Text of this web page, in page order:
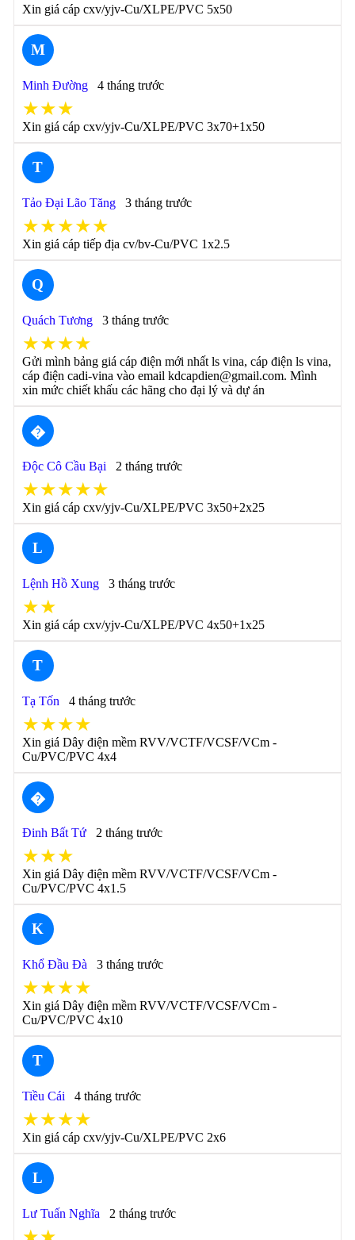
Xin giá cáp cxv/yjv-Cu/XLPE/PVC 5x50
M
Minh Đường 4 tháng trước
★★★
Xin giá cáp cxv/yjv-Cu/XLPE/PVC 3x70+1x50
T
Tảo Đại Lão Tăng 3 tháng trước
★★★★★
Xin giá cáp tiếp địa cv/bv-Cu/PVC 1x2.5
Q
Quách Tương 3 tháng trước
★★★★
Gửi mình bảng giá cáp điện mới nhất ls vina, cáp điện ls vina,
cáp điện cadi-vina vào email kdcapdien@gmail.com. Mình
xin mức chiết khấu các hãng cho đại lý và dự án
�
Độc Cô Cầu Bại 2 tháng trước
★★★★★
Xin giá cáp cxv/yjv-Cu/XLPE/PVC 3x50+2x25
L
Lệnh Hồ Xung 3 tháng trước
★★
Xin giá cáp cxv/yjv-Cu/XLPE/PVC 4x50+1x25
T
Tạ Tốn 4 tháng trước
★★★★
Xin giá Dây điện mềm RVV/VCTF/VCSF/VCm -
Cu/PVC/PVC 4x4
�
Đinh Bất Tứ 2 tháng trước
★★★
Xin giá Dây điện mềm RVV/VCTF/VCSF/VCm -
Cu/PVC/PVC 4x1.5
K
Khổ Đầu Đà 3 tháng trước
★★★★
Xin giá Dây điện mềm RVV/VCTF/VCSF/VCm -
Cu/PVC/PVC 4x10
T
Tiều Cái 4 tháng trước
★★★★
Xin giá cáp cxv/yjv-Cu/XLPE/PVC 2x6
L
Lư Tuấn Nghĩa 2 tháng trước